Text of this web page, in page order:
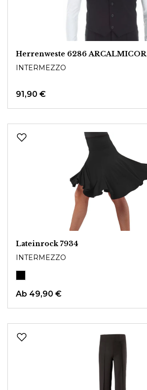
Herrenweste 6286 ARCALMICOR
INTERMEZZO
91,90 €
Lateinrock 7934
INTERMEZZO
Ab 49,90 €